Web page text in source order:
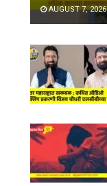
AUGUST 7, 2026